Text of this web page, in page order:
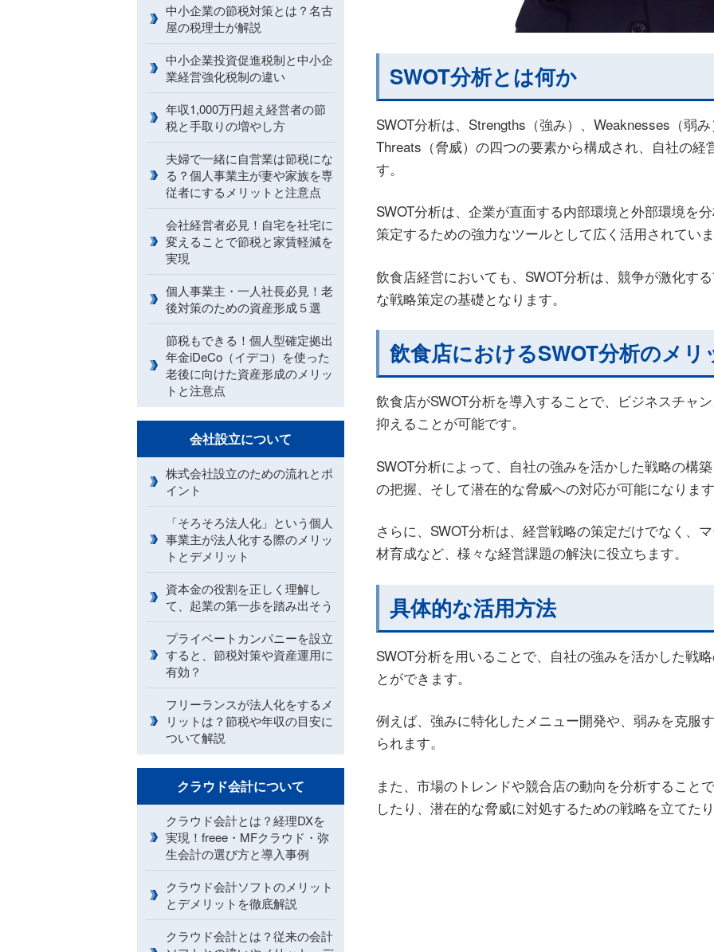
SWOT分析とは何か
SWOT分析は、Strengths（強み）、Weaknesses（弱
Threats（脅威）の四つの要素から構成され、自社の
す。
SWOT分析は、企業が直面する内部環境と外部環境を
策定するための強力なツールとして広く活用されてい
飲食店経営においても、SWOT分析は、競争が激化す
な戦略策定の基礎となります。
飲食店におけるSWOT分析のメリ
飲食店がSWOT分析を導入することで、ビジネスチャ
抑えることが可能です。
SWOT分析によって、自社の強みを活かした戦略の構
の把握、そして潜在的な脅威への対応が可能になりま
さらに、SWOT分析は、経営戦略の策定だけでなく、
材育成など、様々な経営課題の解決に役立ちます。
具体的な活用方法
SWOT分析を用いることで、自社の強みを活かした戦
とができます。
例えば、強みに特化したメニュー開発や、弱みを克服
られます。
また、市場のトレンドや競合店の動向を分析すること
したり、潜在的な脅威に対処するための戦略を立てた
中小企業の節税対策とは？名古
屋の税理士が解説
中小企業投資促進税制と中小企
業経営強化税制の違い
年収1,000万円超え経営者の節
税と手取りの増やし方
夫婦で一緒に自営業は節税にな
る？個人事業主が妻や家族を専
従者にするメリットと注意点
会社経営者必見！自宅を社宅に
変えることで節税と家賃軽減を
実現
個人事業主・一人社長必見！老
後対策のための資産形成５選
節税もできる！個人型確定拠出
年金iDeCo（イデコ）を使った
老後に向けた資産形成のメリッ
トと注意点
会社設立について
株式会社設立のための流れとポ
イント
「そろそろ法人化」という個人
事業主が法人化する際のメリッ
トとデメリット
資本金の役割を正しく理解し
て、起業の第一歩を踏み出そう
プライベートカンパニーを設立
すると、節税対策や資産運用に
有効？
フリーランスが法人化をするメ
リットは？節税や年収の目安に
ついて解説
クラウド会計について
クラウド会計とは？経理DXを
実現！freee・MFクラウド・弥
生会計の選び方と導入事例
クラウド会計ソフトのメリット
とデメリットを徹底解説
クラウド会計とは？従来の会計